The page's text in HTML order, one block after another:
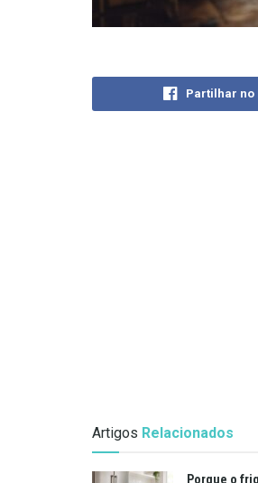
Partilhar no
Artigos Relacionados
Porque o